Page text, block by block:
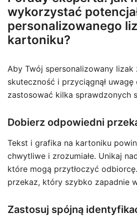
wykorzystać
personalizowanego
kartoniku?
Aby Twój spersonalizowany lizak
skuteczność i przyciągnął
zastosować kilka sprawdzonych
Dobierz odpowiedni
Tekst i grafika na kartoniku
chwytliwe i zrozumiałe. Unikaj
które mogą przytłoczyć
przekaz, który szybko zapadnie
Zastosuj spójną